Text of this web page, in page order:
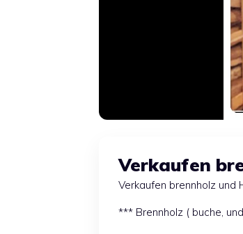
Verkaufen
Verkaufen brennholz und
*** Brennholz ( buche,